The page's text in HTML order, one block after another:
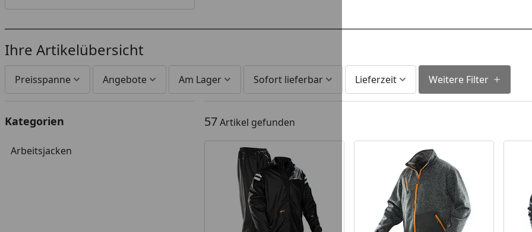
Ihre Artikelübersicht
Preisspanne Angebote Am Lager Sofort lieferbar Lieferzeit Weitere Filter
Kategorien
Arbeitsjacken
57Artikel gefunden